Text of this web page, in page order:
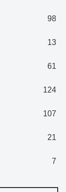
98
13
61
124
107
21
7